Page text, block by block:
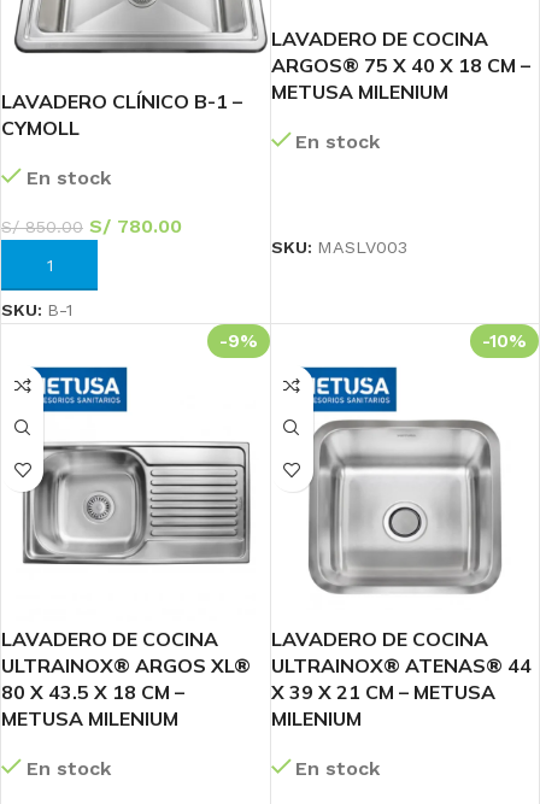
LAVADERO CLÍNICO B-1 –
CYMOLL
En stock
S/850.00 S/ 780.00
AÑADIR AL CARRITO
SKU: B-1
LAVADERO DE COCINA
ARGOS® 75 X 40 X 18 CM –
METUSA MILENIUM
En stock
SKU: MASLV003
-9%
LAVADERO DE COCINA
ULTRAINOX® ARGOS XL®
80 X 43.5 X 18 CM –
METUSA MILENIUM
En stock
-10%
LAVADERO DE COCINA
ULTRAINOX® ATENAS® 44
X 39 X 21 CM – METUSA
MILENIUM
En stock